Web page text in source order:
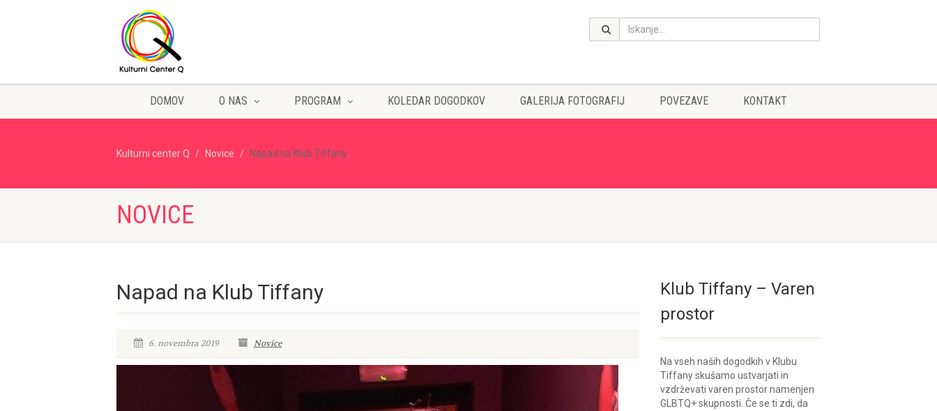
DOMOV O NAS PROGRAM KOLEDAR DOGODKOV GALERIJA FOTOGRAFIJ POVEZAVE KONTAKT
Kulturni center Q Novice Napad na Klub Tiffany
NOVICE
Napad na Klub Tiffany
6. novembra 2019 Novice
Klub Tiffany – Varen
prostor
Na vseh naših dogodkih v Klubu
Tiffany skušamo ustvarjati in
vzdrževati varen prostor namenjen
GLBTQ+ skupnosti. Če se ti zdi, da